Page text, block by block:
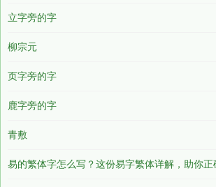
立字旁的字
柳宗元
页字旁的字
鹿字旁的字
青敷